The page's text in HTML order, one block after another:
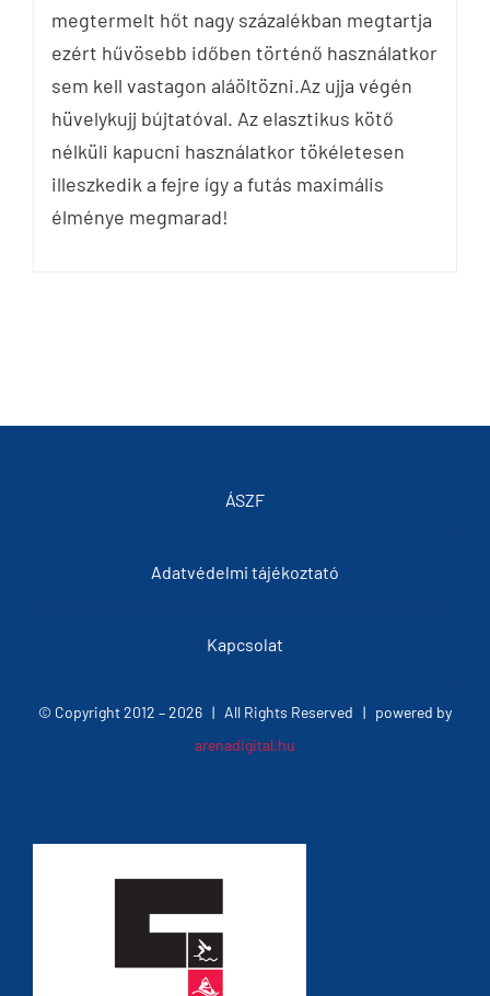
megtermelt hőt nagy százalékban megtartja
ezért hűvösebb időben történő használatkor
sem kell vastagon aláöltözni.Az ujja végén
hüvelykujj bújtatóval. Az elasztikus kötő
nélküli kapucni használatkor tökéletesen
illeszkedik a fejre így a futás maximális
élménye megmarad!
ÁSZF
Adatvédelmi tájékoztató
Kapcsolat
© Copyright 2012 –2026 | All Rights Reserved | powered by
arenadigital.hu